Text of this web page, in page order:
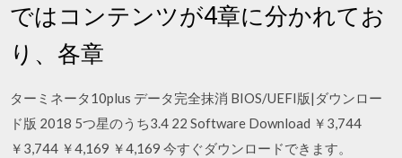
ではコンテンツが4章に分かれてお
り、各章
ターミネータ10plus データ完全抹消 BIOS/UEFI版|ダウンロー
ド版 2018 5つ星のうち3.4 22 Software Download ￥3,744
￥3,744 ￥4,169 ￥4,169 今すぐダウンロードできます。